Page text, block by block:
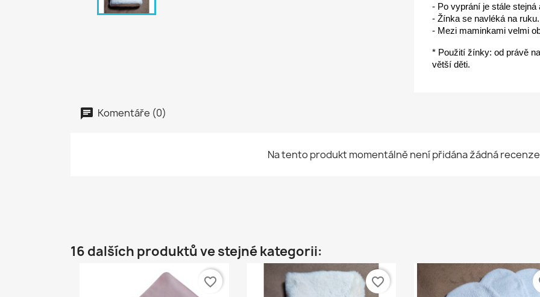
- Po vyprání je stále
- Žínka se navléká na ruku.
- Mezi maminkami velmi
* Použití žínky: od právě
větší děti.
Komentáře (0)
Na tento produkt momentálně není přidána žádná
16 dalších produktů ve stejné kategorii:
favorite_border favorite_border